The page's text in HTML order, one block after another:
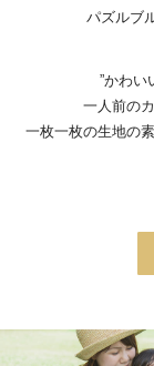
パズルブ
”かわい
一人前の
一枚一枚の生地の